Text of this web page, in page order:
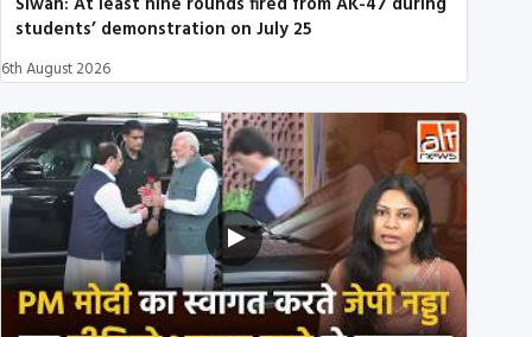
students’ demonstration on July 25
6th August 2026